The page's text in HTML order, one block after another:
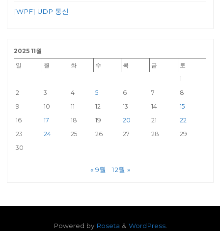
[WPF] UDP 통신
2025 11월
일
월 화 수 목 금
토
1
2
3 4 5 6 7
8
9
10 11 12 13 14
15
16
17 18 19 20 21
22
23
24 25 26 27 28
29
30
« 9월 12월 »
Powered byRoseta & WordPress.